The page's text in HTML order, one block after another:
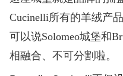
Cucinelli所有的羊绒产
可以说Solomeo城堡和
相融合、不可分割啦。